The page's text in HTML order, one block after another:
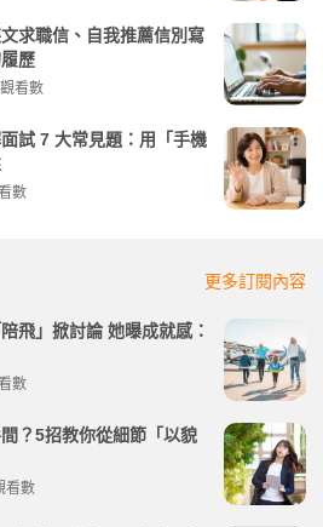
求職信、自我推薦信別寫
歷
看數
試 7 大常見題：用「手機
數
更多訂閱內容
飛」掀討論 她曝成就感：
數
？5招教你從細節「以貌
看數